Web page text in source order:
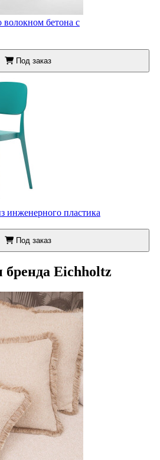
волокном бетона с
Под заказ
инженерного пластика
Под заказ
бренда Eichholtz